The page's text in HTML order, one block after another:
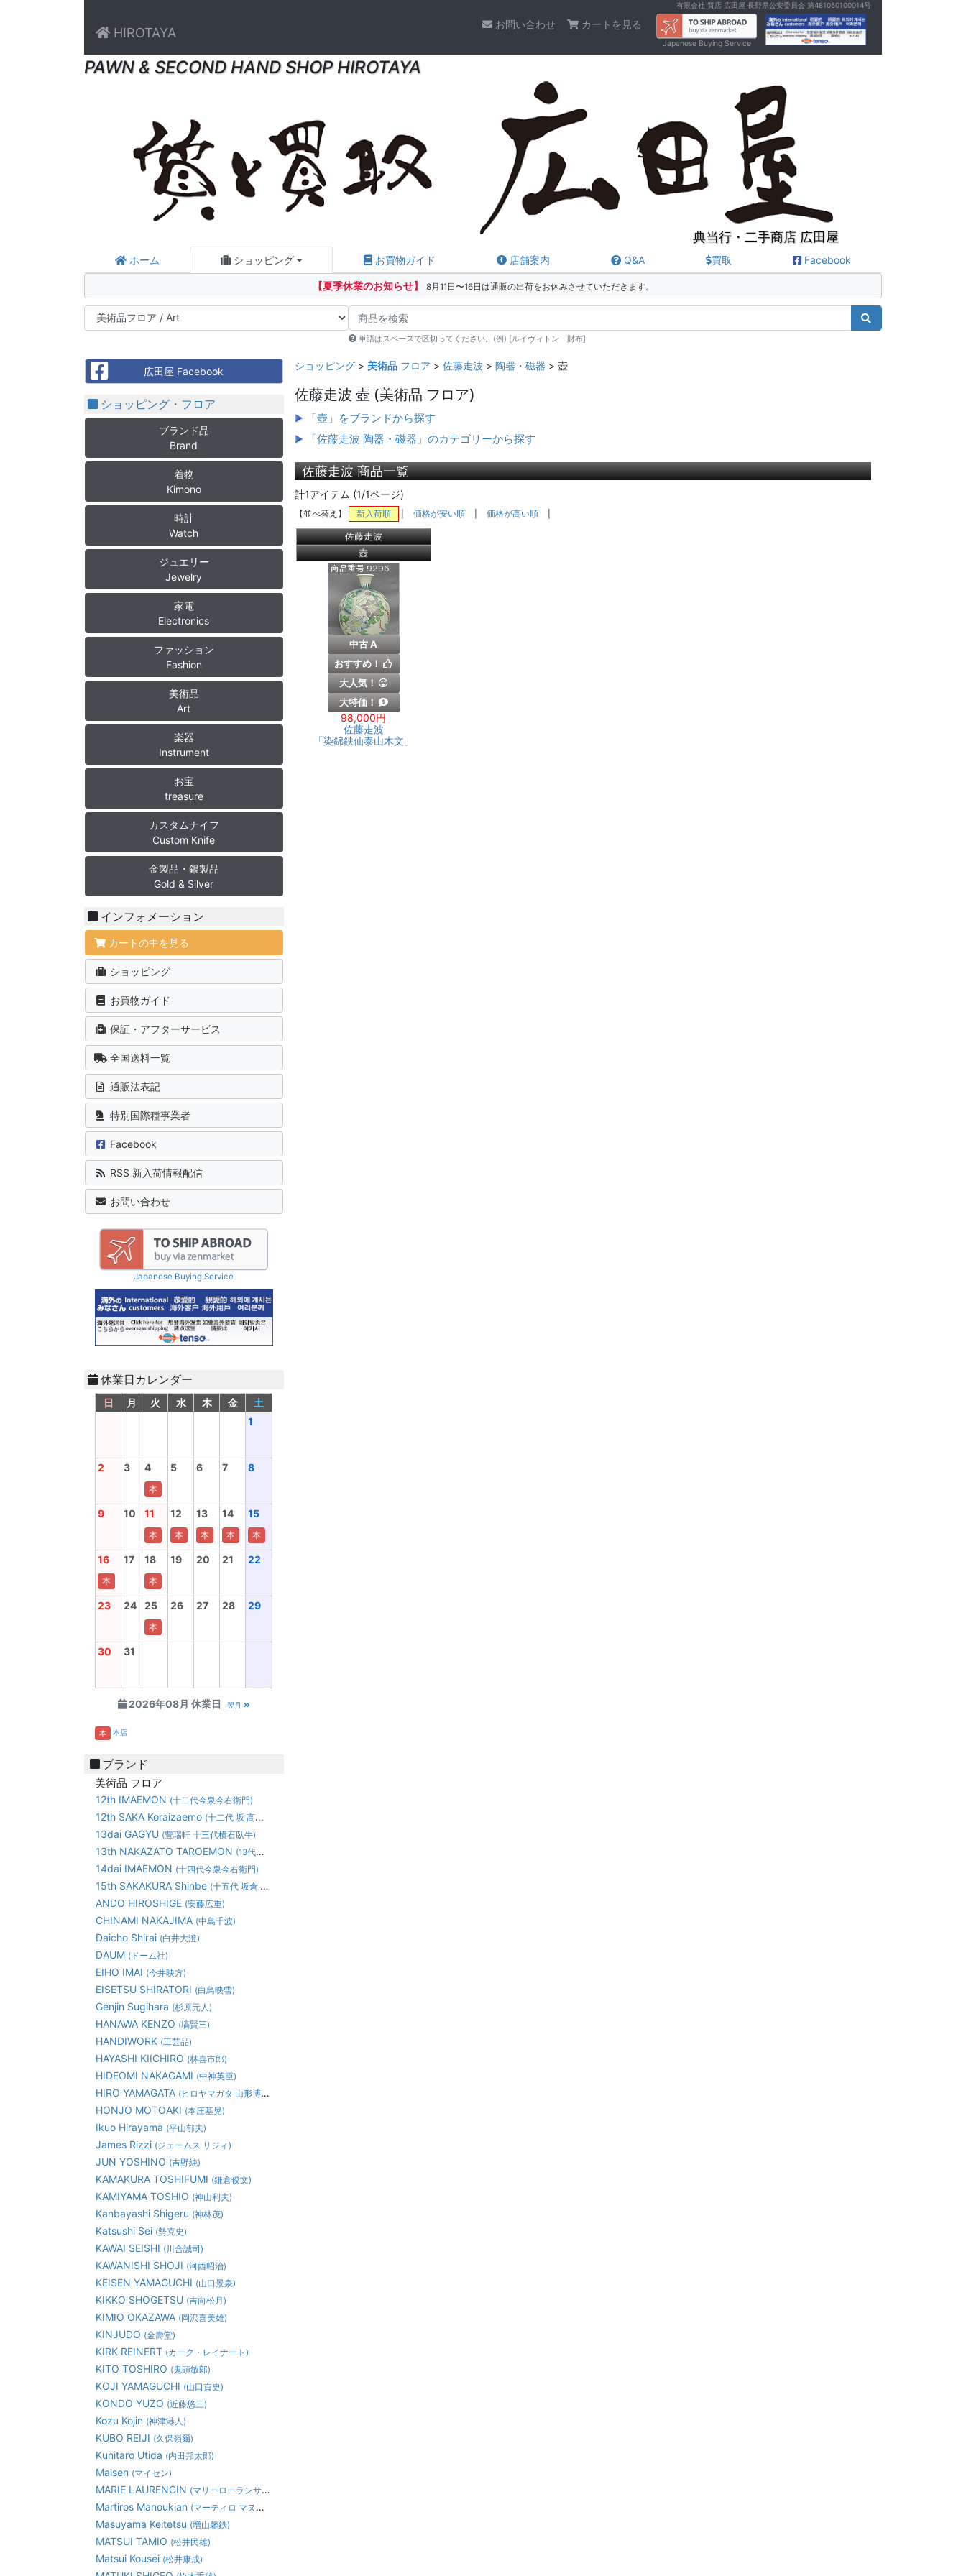
有限会社 質店 広田屋 長野県公安委員会 第481050100014号
HIROTAYA
お問い合わせ カートを見る
Japanese Buying Service
PAWN & SECOND HAND SHOP HIROTAYA
典当行・二手商店 広田屋
ホーム ショッピング お買物ガイド 店舗案内 Q&A 買取 Facebook
【夏季休業のお知らせ】 8月11日〜16日は通販の出荷をお休みさせていただきます。
単語はスペースで区切ってください。(例) [ルイヴィトン 財布]
ショッピング> 美術品フロア > 佐藤走波 > 陶器・磁器 > 壺
佐藤走波 壺 (美術品 フロア)
「壺」をブランドから探す
「佐藤走波 陶器・磁器」のカテゴリーから探す
佐藤走波 商品一覧
計1アイテム (1/1ページ)
【並べ替え】 新入荷順 価格が安い順 価格が高い順
佐藤走波
壺
中古 A
おすすめ！
大人気！
大特価！
98,000円
佐藤走波
「染錦鉄仙泰山木文」
Facebook広田屋 Facebook
ショッピング・フロア
ブランド品
Brand
着物
Kimono
時計
Watch
ジュエリー
Jewelry
家電
Electronics
ファッション
Fashion
美術品
Art
楽器
Instrument
お宝
treasure
カスタムナイフ
Custom Knife
金製品・銀製品
Gold & Silver
インフォメーション
カートの中を見る
ショッピング
お買物ガイド
保証・アフターサービス
全国送料一覧
通販法表記
特別国際種事業者
Facebook
RSS 新入荷情報配信
お問い合わせ
Japanese Buying Service
休業日カレンダー
2026年08月 休業日 翌月
日 月 火 水 木 金
土
1
2 3 4
本
5 6 7 8
9 10 11
本
12
本
13
本
14
本
15
本
16
本
17 18
本
19 20 21 22
23 24 25
本
26 27 28 29
30 31
本 本店
ブランド
美術品 フロア
12th IMAEMON (十二代今泉今右衛門)
12th SAKA Koraizaemo (十二代 坂 高麗左衛門)
13dai GAGYU (豊瑞軒 十三代横石臥牛)
13th NAKAZATO TAROEMON (13代中里太郎右衛門)
14dai IMAEMON (十四代今泉今右衛門)
15th SAKAKURA Shinbe (十五代 坂倉 新兵衛)
ANDO HIROSHIGE (安藤広重)
CHINAMI NAKAJIMA (中島千波)
Daicho Shirai (白井大澄)
DAUM (ドーム社)
EIHO IMAI (今井映方)
EISETSU SHIRATORI (白鳥映雪)
Genjin Sugihara (杉原元人)
HANAWA KENZO (塙賢三)
HANDIWORK (工芸品)
HAYASHI KIICHIRO (林喜市郎)
HIDEOMI NAKAGAMI (中神英臣)
HIRO YAMAGATA (ヒロヤマガタ 山形博道)
HONJO MOTOAKI (本庄基晃)
Ikuo Hirayama (平山郁夫)
James Rizzi (ジェームス リジィ)
JUN YOSHINO (吉野純)
KAMAKURA TOSHIFUMI (鎌倉俊文)
KAMIYAMA TOSHIO (神山利夫)
Kanbayashi Shigeru (神林茂)
Katsushi Sei (勢克史)
KAWAI SEISHI (川合誠司)
KAWANISHI SHOJI (河西昭治)
KEISEN YAMAGUCHI (山口景泉)
KIKKO SHOGETSU (吉向松月)
KIMIO OKAZAWA (岡沢喜美雄)
KINJUDO (金壽堂)
KIRK REINERT (カーク・レイナート)
KITO TOSHIRO (鬼頭敏郎)
KOJI YAMAGUCHI (山口貢史)
KONDO YUZO (近藤悠三)
Kozu Kojin (神津港人)
KUBO REIJI (久保嶺爾)
Kunitaro Utida (内田邦太郎)
Maisen (マイセン)
MARIE LAURENCIN (マリーローランサン)
Martiros Manoukian (マーティロ マヌキアン)
Masuyama Keitetsu (増山馨鉄)
MATSUI TAMIO (松井民雄)
Matsui Kousei (松井康成)